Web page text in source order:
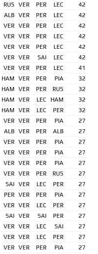
RUS VER PER LEC
42
ALB VER PER LEC
42
VER VER PER LEC
42
VER VER PER LEC
42
VER VER PER LEC
42
VER VER SAI LEC
42
VER VER PER LEC
41
HAM VER PER PIA
32
HAM VER PER RUS
32
HAM VER LEC HAM
32
HAM VER LEC PER
32
VER VER PER PIA
27
ALB VER PER ALB
27
VER VER PER PIA
27
VER VER PER PIA
27
VER VER PER PIA
27
VER VER PER RUS
27
SAI VER LEC PER
27
PER VER PER PIA
27
VER VER LEC PER
27
SAI VER SAI PER
27
VER VER LEC SAI
27
VER VER LEC PER
27
VER VER PER PIA 27